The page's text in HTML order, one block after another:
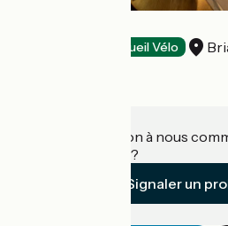
Accueil Vélo
Une information à nous
établissement ?
Signaler un